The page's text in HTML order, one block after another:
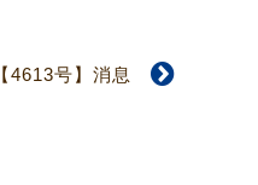
【4613号】消息